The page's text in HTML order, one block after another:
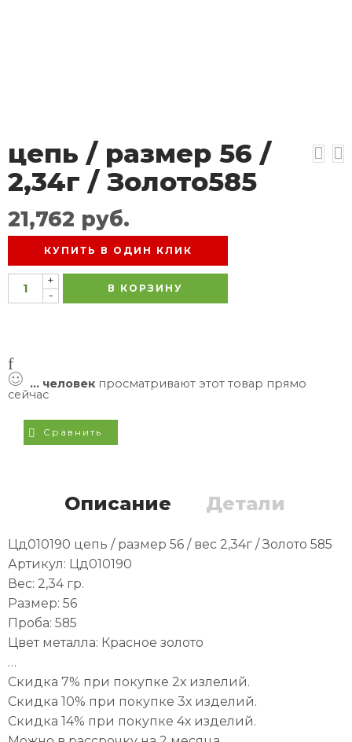
цепь / размер 56 /
2,34г / Золото585
21,762 руб.
КУПИТЬ В ОДИН КЛИК
+
-
В КОРЗИНУ
... человек просматривают этот товар прямо
сейчас
Сравнить
Описание Детали
Цд010190 цепь / размер 56 / вес 2,34г / Золото 585
Артикул: Цд010190
Вес: 2,34 гр.
Размер: 56
Проба: 585
Цвет металла: Красное золото
…
Скидка 7% при покупке 2х излелий.
Скидка 10% при покупке 3х изделий.
Скидка 14% при покупке 4х изделий.